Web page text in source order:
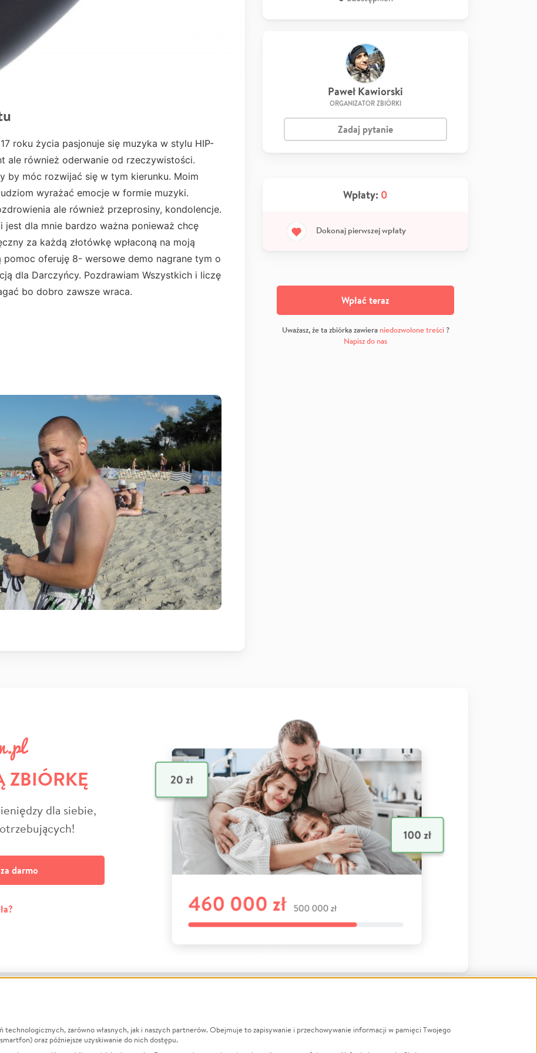
roku życia pasjonuje się muzyka w stylu HIP-
ale również oderwanie od rzeczywistości.
by móc rozwijać się w tym kierunku. Moim
wyrażać emocje w formie muzyki.
ale również przeprosiny, kondolencje.
dla mnie bardzo ważna ponieważ chcę
za każdą złotówkę wpłaconą na moją
oferuję 8- wersowe demo nagrane tym o
dla Darczyńcy. Pozdrawiam Wszystkich i liczę
bo dobro zawsze wraca.
Paweł Kawiorski
ORGANIZATOR ZBIÓRKI
Zadaj pytanie
Wpłaty: 0
Dokonaj pierwszej wpłaty
Wpłać teraz
Uważasz, że ta zbiórka zawiera niedozwolone treści?
Napisz do nas
ZBIÓRKĘ
dla siebie,
darmo
O nas Zbieraj na
technologicznych, zarówno własnych, jak i naszych partnerów. Obejmuje to zapisywanie i przechowywanie informacji w pamięci Twojego
oraz późniejsze uzyskiwanie do nich dostępu.